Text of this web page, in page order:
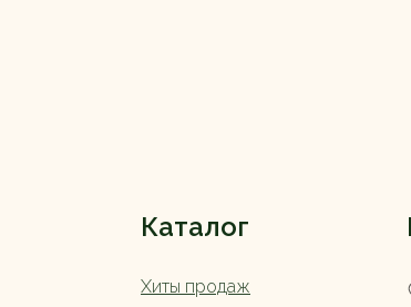
Каталог
Хиты продаж